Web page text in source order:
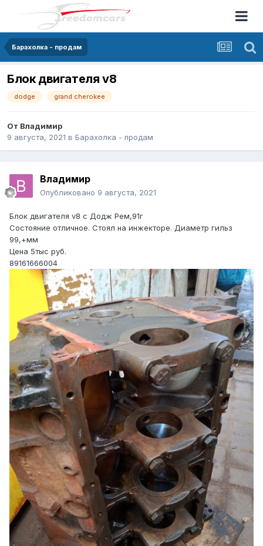
Барахолка - продам
Блок двигателя v8
dodge grand cherokee
От Bладимир
9 августа, 2021 в Барахолка - продам
Bладимир
Опубликовано 9 августа, 2021
Блок двигателя v8 с Додж Рем,91г
Состояние отличное. Стоял на инжекторе. Диаметр гильз
99,+мм
Цена 5тыс руб.
89161666004